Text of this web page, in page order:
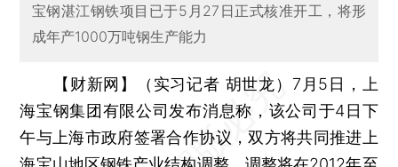
宝钢湛江钢铁项目已于5月27日正式核准开工，将形
成年产1000万吨钢生产能力
【财新网】（实习记者 胡世龙） 7月5日，上
海宝钢集团有限公司发布消息称，该公司于4日下
午与上海市政府签署合作协议，双方将共同推进上